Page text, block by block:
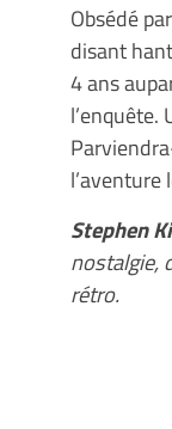
Obsédé
disant
4 ans
l’aventure
Stephen
nostalgie,
rétro.